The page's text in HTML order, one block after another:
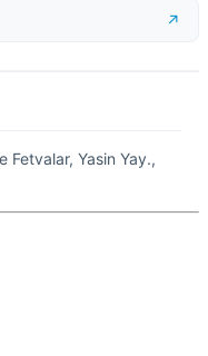
Fetvalar, Yasin Yay.,